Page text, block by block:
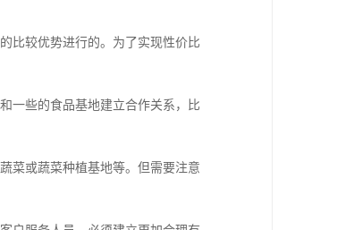
比较优势进行的。为了实现性价比
一些的食品基地建立合作关系，比
菜或蔬菜种植基地等。但需要注意